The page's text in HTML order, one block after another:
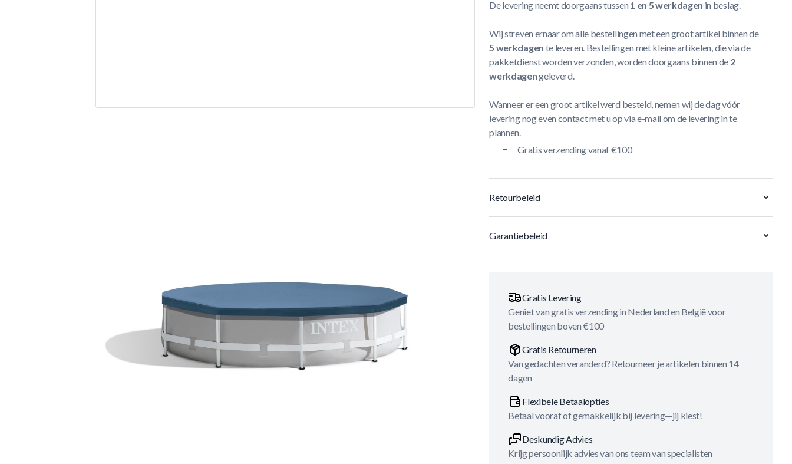
De levering neemt doorgaans tussen 1 en 5 werkdagen in beslag.
Wij streven ernaar om alle bestellingen met een groot artikel binnen de
5 werkdagen te leveren. Bestellingen met kleine artikelen, die via de
pakketdienst worden verzonden, worden doorgaans binnen de 2
werkdagengeleverd.
Wanneer er een groot artikel werd besteld, nemen wij de dag vóór
levering nog even contact met u op via e-mail om de levering in te
plannen.
Gratis verzending vanaf €100
Retourbeleid
Garantiebeleid
Gratis Levering
Geniet van gratis verzending in Nederland en België voor
bestellingen boven €100
Gratis Retourneren
Van gedachten veranderd? Retourneer je artikelen binnen 14
dagen
Flexibele Betaalopties
Betaal vooraf of gemakkelijk bij levering—jij kiest!
Deskundig Advies
Krijg persoonlijk advies van ons team van specialisten